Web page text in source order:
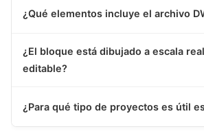
¿Qué elementos incluye el archivo
¿El bloque está dibujado a escala
editable?
¿Para qué tipo de proyectos es útil